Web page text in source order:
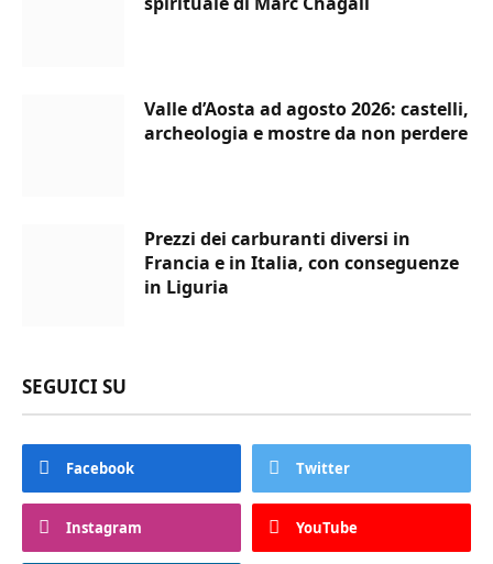
Valle d’Aosta ad agosto 2026: castelli,
archeologia e mostre da non perdere
Prezzi dei carburanti diversi in
Francia e in Italia, con conseguenze
in Liguria
SEGUICI SU
Facebook Twitter
Instagram YouTube